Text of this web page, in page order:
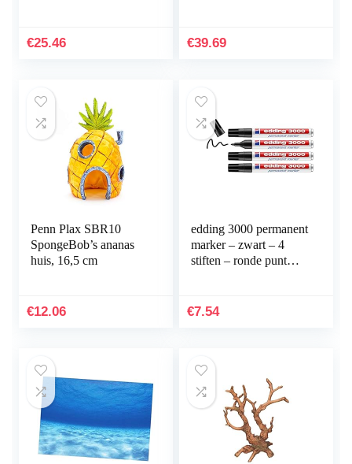
€25.46
Hulpmiddelen Instellen
€39.69
Penn Plax SBR10
SpongeBob’s ananas
huis, 16,5 cm
€12.06
edding 3000 permanent
marker – zwart – 4
stiften – ronde punt
permanent marker –
€7.54